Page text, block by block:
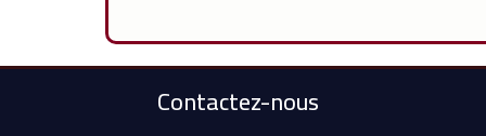
Contactez-nous